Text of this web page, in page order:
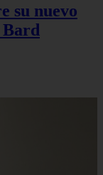
su nuevo
Bard